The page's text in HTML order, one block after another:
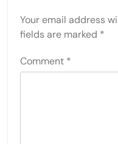
Your email address
fields are marked *
Comment *